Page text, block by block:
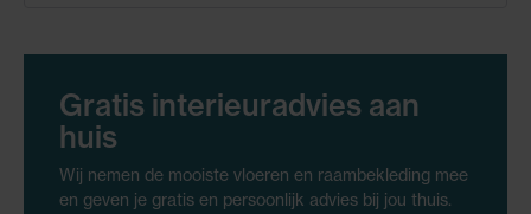
Gratis interieuradvies aan
huis
Wij nemen de mooiste vloeren en raambekleding mee
en geven je gratis en persoonlijk advies bij jou thuis.